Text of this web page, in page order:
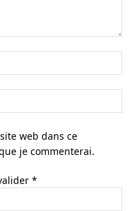
web dans ce
je commenterai.
*